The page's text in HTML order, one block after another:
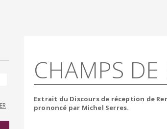
CHAMPS DE
Extrait du Discours de réception de
prononcé par Michel Serres.